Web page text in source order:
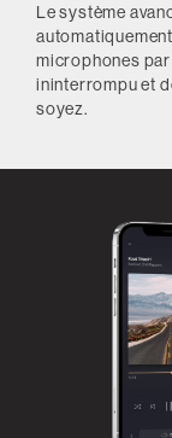
Le système
microphones
ininterrompu et
soyez.